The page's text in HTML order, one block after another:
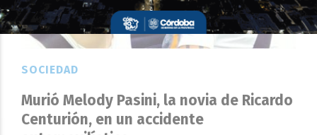
Murió Melody Pasini, la novia de Ricardo
Centurión, en un accidente
SOCIEDAD